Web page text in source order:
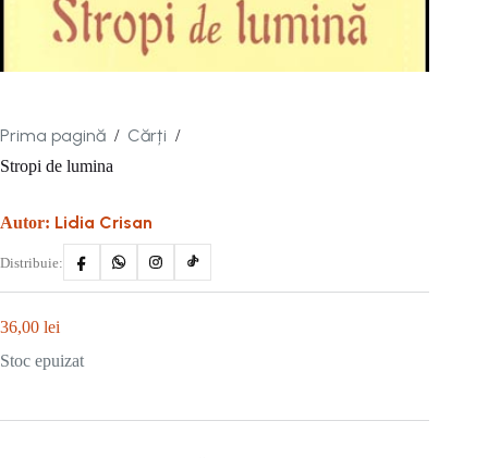
Prima pagină / Cărți /
Stropi de lumina
Autor: Lidia Crisan
Distribuie:
36,00 lei
Stoc epuizat